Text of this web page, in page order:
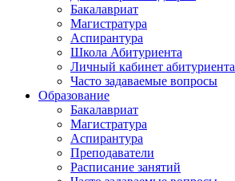
Бакалавриат
Магистратура
Аспирантура
Школа Абитуриента
Личный кабинет абитуриента
Часто задаваемые вопросы
Образование
Бакалавриат
Магистратура
Аспирантура
Преподаватели
Расписание занятий